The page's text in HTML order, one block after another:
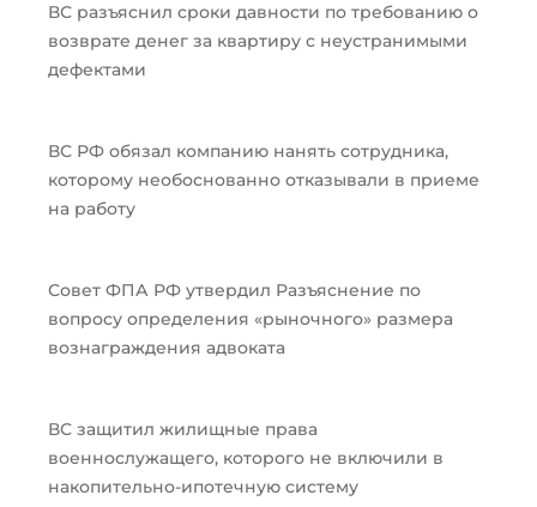
ВС разъяснил сроки давности по требованию о
возврате денег за квартиру с неустранимыми
дефектами
ВС РФ обязал компанию нанять сотрудника,
которому необоснованно отказывали в приеме
на работу
Совет ФПА РФ утвердил Разъяснение по
вопросу определения «рыночного» размера
вознаграждения адвоката
ВС защитил жилищные права
военнослужащего, которого не включили в
накопительно-ипотечную систему